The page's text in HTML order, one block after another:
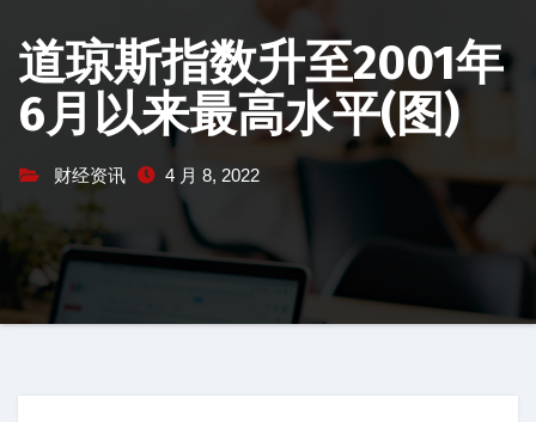
道琼斯指数升至2001年
6月以来最高水平(图)
财经资讯 4 月 8, 2022